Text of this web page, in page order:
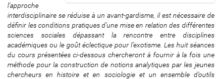
a
m
u
r
.
b
e
/
l’approche
interdisciplinaire se réduise à un avant-gardisme, il est nécessaire de
définir les conditions pratiques d’une mise en relation des différentes
sciences sociales dépassant la rencontre entre disciplines
académiques ou le goût éclectique pour l’exotisme. Les huit séances
du cours présentées ci-dessous chercheront à fournir à la fois une
méthode pour la construction de notions analytiques par les jeunes
chercheurs en histoire et en sociologie et un ensemble d’outils